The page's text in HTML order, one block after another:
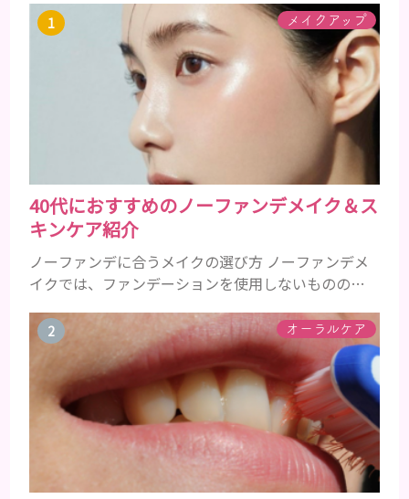
メイクアップ
40代におすすめのノーファンデメイク＆ス
キンケア紹介
ノーファンデに合うメイクの選び方 ノーファンデメ
イクでは、ファンデーションを使用しないものの、
ー力を補うことができます。 ファンデーションを使
用しないことでカバー力に不安が残るところです
が、良いものをきちんと選んで使用すれば、しっか
りとツヤ肌に仕上げてくれます。 40代女性のノーフ
ァンデメイクでは肌悩みが露出しやすいので、カバー
力が必須ですが、同時に...
オーラルケア